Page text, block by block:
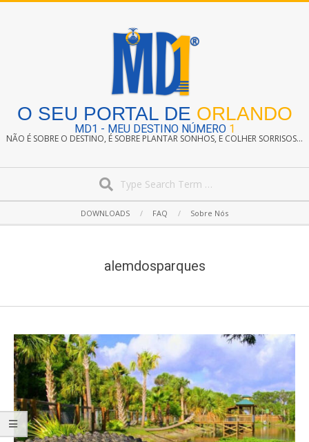
O SEU PORTAL DE ORLANDO
MD1 - MEU DESTINO NÚMERO 1
NÃO É SOBRE O DESTINO, É SOBRE PLANTAR SONHOS, E COLHER SORRISOS...
Navigation
DOWNLOADS FAQ Sobre Nós
alemdosparques